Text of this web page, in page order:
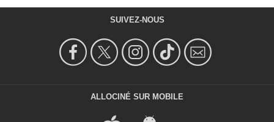
SUIVEZ-NOUS
ALLOCINÉ SUR MOBILE